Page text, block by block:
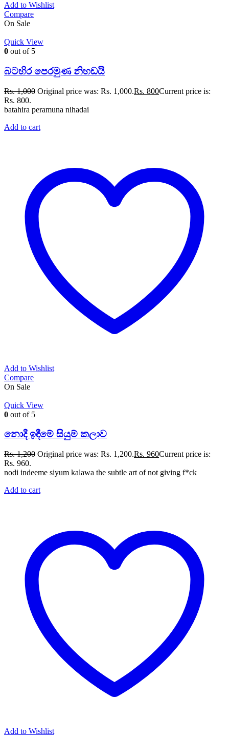
Add to Wishlist
Compare
On Sale
Quick View
0 out of 5
බටහිර පෙරමුණ නිහඩයි
Rs.1,000 Original price was: Rs. 1,000.Rs. 800Current price is:
Rs. 800.
batahira peramuna nihadai
Add to cart
Add to Wishlist
Compare
On Sale
Quick View
0 out of 5
නොදී ඉඳීමේ සියුම් කලාව
Rs.1,200 Original price was: Rs. 1,200.Rs. 960Current price is:
Rs. 960.
nodi indeeme siyum kalawa the subtle art of not giving f*ck
Add to cart
Add to Wishlist